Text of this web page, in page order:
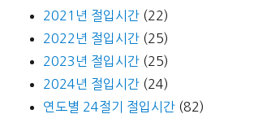
2021년 절입시간 (22)
2022년 절입시간 (25)
2023년 절입시간 (25)
2024년 절입시간 (24)
연도별 24절기 절입시간 (82)